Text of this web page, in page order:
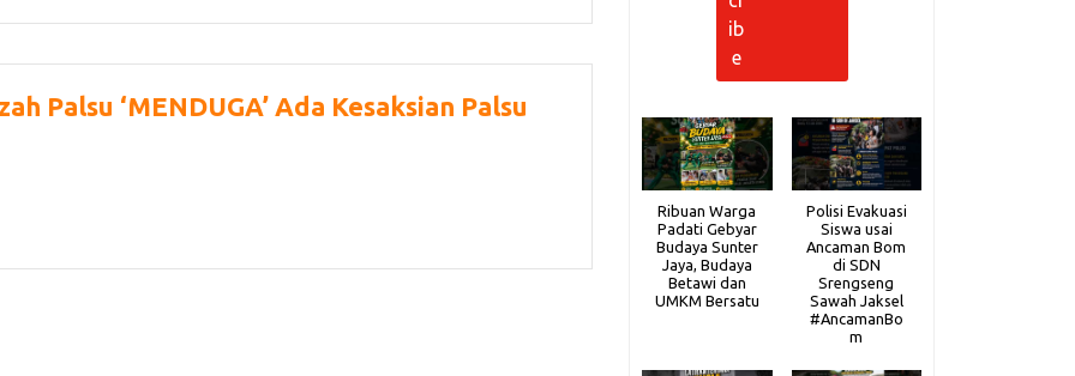
Palsu ‘MENDUGA’ Ada Kesaksian Palsu
Ribuan Warga
Padati Gebyar
Budaya Sunter
Jaya, Budaya
Betawi dan
UMKM Bersatu
Polisi Evakuasi
Siswa usai
Ancaman Bom
di SDN
Srengseng
Sawah Jaksel
#AncamanBo
m